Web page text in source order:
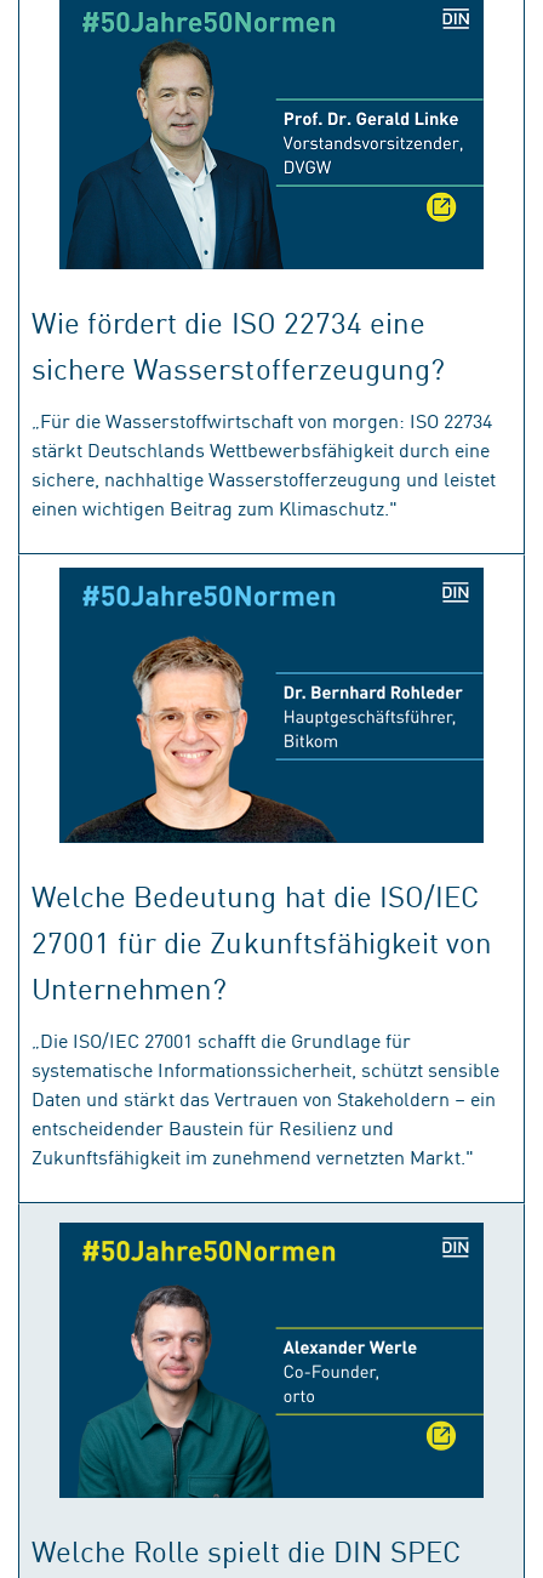
Wie fördert die ISO 22734 eine
sichere Wasserstofferzeugung?
„Für die Wasserstoffwirtschaft von morgen: ISO 22734
stärkt Deutschlands Wettbewerbsfähigkeit durch eine
sichere, nachhaltige Wasserstofferzeugung und leistet
einen wichtigen Beitrag zum Klimaschutz."
Welche Bedeutung hat die ISO/IEC
27001 für die Zukunftsfähigkeit von
Unternehmen?
„Die ISO/IEC 27001 schafft die Grundlage für
systematische Informationssicherheit, schützt sensible
Daten und stärkt das Vertrauen von Stakeholdern – ein
entscheidender Baustein für Resilienz und
Zukunftsfähigkeit im zunehmend vernetzten Markt."
Welche Rolle spielt die DIN SPEC